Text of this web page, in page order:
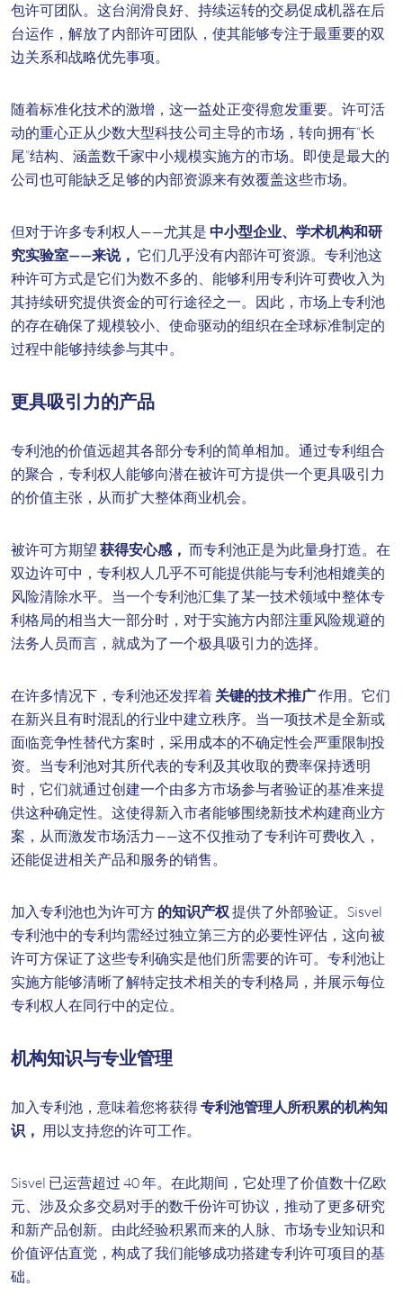
包许可团队。这台润滑良好、持续运转的交易促成机器在后
台运作，解放了内部许可团队，使其能够专注于最重要的双
边关系和战略优先事项。
随着标准化技术的激增，这一益处正变得愈发重要。许可活
动的重心正从少数大型科技公司主导的市场，转向拥有“长
尾”结构、涵盖数千家中小规模实施方的市场。即使是最大的
公司也可能缺乏足够的内部资源来有效覆盖这些市场。
但对于许多专利权人——尤其是 中小型企业、学术机构和研
究实验室——来说， 它们几乎没有内部许可资源。专利池这
种许可方式是它们为数不多的、能够利用专利许可费收入为
其持续研究提供资金的可行途径之一。因此，市场上专利池
的存在确保了规模较小、使命驱动的组织在全球标准制定的
过程中能够持续参与其中。
更具吸引力的产品
专利池的价值远超其各部分专利的简单相加。通过专利组合
的聚合，专利权人能够向潜在被许可方提供一个更具吸引力
的价值主张，从而扩大整体商业机会。
被许可方期望 获得安心感， 而专利池正是为此量身打造。在
双边许可中，专利权人几乎不可能提供能与专利池相媲美的
风险清除水平。当一个专利池汇集了某一技术领域中整体专
利格局的相当大一部分时，对于实施方内部注重风险规避的
法务人员而言，就成为了一个极具吸引力的选择。
在许多情况下，专利池还发挥着 关键的技术推广作用。它们
在新兴且有时混乱的行业中建立秩序。当一项技术是全新或
面临竞争性替代方案时，采用成本的不确定性会严重限制投
资。当专利池对其所代表的专利及其收取的费率保持透明
时，它们就通过创建一个由多方市场参与者验证的基准来提
供这种确定性。这使得新入市者能够围绕新技术构建商业方
案，从而激发市场活力——这不仅推动了专利许可费收入，
还能促进相关产品和服务的销售。
加入专利池也为许可方 的知识产权 提供了外部验证。Sisvel
专利池中的专利均需经过独立第三方的必要性评估，这向被
许可方保证了这些专利确实是他们所需要的许可。专利池让
实施方能够清晰了解特定技术相关的专利格局，并展示每位
专利权人在同行中的定位。
机构知识与专业管理
加入专利池，意味着您将获得专利池管理人所积累的机构知
识， 用以支持您的许可工作。
Sisvel 已运营超过 40 年。在此期间，它处理了价值数十亿欧
元、涉及众多交易对手的数千份许可协议，推动了更多研究
和新产品创新。由此经验积累而来的人脉、市场专业知识和
价值评估直觉，构成了我们能够成功搭建专利许可项目的基
础。